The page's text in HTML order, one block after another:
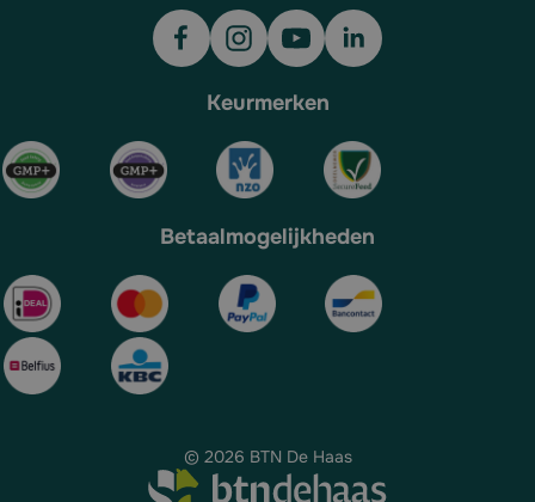
Keurmerken
Betaalmogelijkheden
© 2026 BTN De Haas